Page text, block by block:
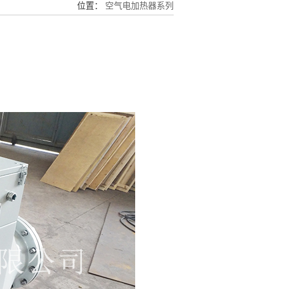
位置： 空气电加热器系列